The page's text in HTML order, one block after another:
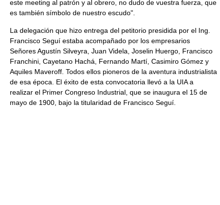
este meeting al patrón y al obrero, no dudo de vuestra fuerza, que
es también símbolo de nuestro escudo".
La delegación que hizo entrega del petitorio presidida por el Ing.
Francisco Seguí estaba acompañado por los empresarios
Señores Agustín Silveyra, Juan Videla, Joselin Huergo, Francisco
Franchini, Cayetano Hachá, Fernando Martí, Casimiro Gómez y
Aquiles Maveroff. Todos ellos pioneros de la aventura industrialista
de esa época. El éxito de esta convocatoria llevó a la UIA a
realizar el Primer Congreso Industrial, que se inaugura el 15 de
mayo de 1900, bajo la titularidad de Francisco Seguí.